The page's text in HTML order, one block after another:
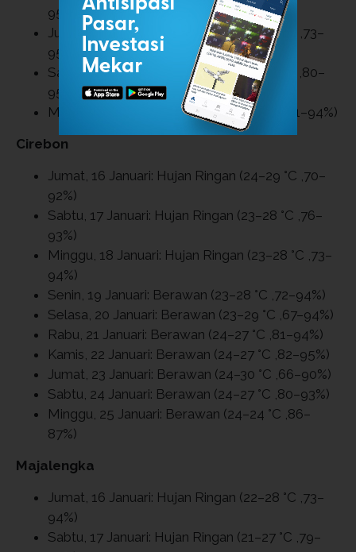
95%)
Jumat, 23 Januari: Hujan Ringan (22–28 °C ,73–
95%)
Sabtu, 24 Januari: Hujan Ringan (22–26 °C ,80–
95%)
Minggu, 25 Januari: Berawan (22–23 °C ,91–94%)
Cirebon
Jumat, 16 Januari: Hujan Ringan (24–29 °C ,70–
92%)
Sabtu, 17 Januari: Hujan Ringan (23–28 °C ,76–
93%)
Minggu, 18 Januari: Hujan Ringan (23–28 °C ,73–
94%)
Senin, 19 Januari: Berawan (23–28 °C ,72–94%)
Selasa, 20 Januari: Berawan (23–29 °C ,67–94%)
Rabu, 21 Januari: Berawan (24–27 °C ,81–94%)
Kamis, 22 Januari: Berawan (24–27 °C ,82–95%)
Jumat, 23 Januari: Berawan (24–30 °C ,66–90%)
Sabtu, 24 Januari: Berawan (24–27 °C ,80–93%)
Minggu, 25 Januari: Berawan (24–24 °C ,86–
87%)
Majalengka
Jumat, 16 Januari: Hujan Ringan (22–28 °C ,73–
94%)
Sabtu, 17 Januari: Hujan Ringan (21–27 °C ,79–